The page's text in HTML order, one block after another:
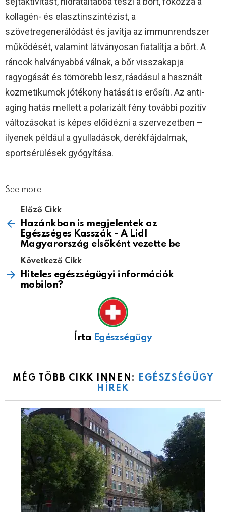
kollagén- és elasztinszintézist, a
szövetregenerálódást és javítja az immunrendszer
működését, valamint látványosan fiatalítja a bőrt. A
ráncok halványabbá válnak, a bőr visszakapja
ragyogását és tömörebb lesz, ráadásul a használt
kozmetikumok jótékony hatását is erősíti. Az anti-
aging hatás mellett a polarizált fény további pozitív
változásokat is képes előidézni a szervezetben –
ilyenek például a gyulladások, derékfájdalmak,
sportsérülések gyógyítása.
See more
Előző Cikk
Hazánkban is megjelentek az
Egészséges Kasszák - A Lidl
Magyarország elsőként vezette be
Következő Cikk
Hiteles egészségügyi információk
mobilon?
Írta Egészségügy
MÉG TÖBB CIKK INNEN:
EGÉSZSÉGÜGY
HÍREK